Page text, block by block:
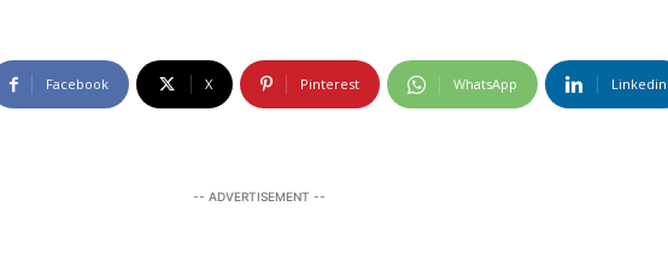
Facebook X Pinterest WhatsApp Linkedin
-- ADVERTISEMENT --